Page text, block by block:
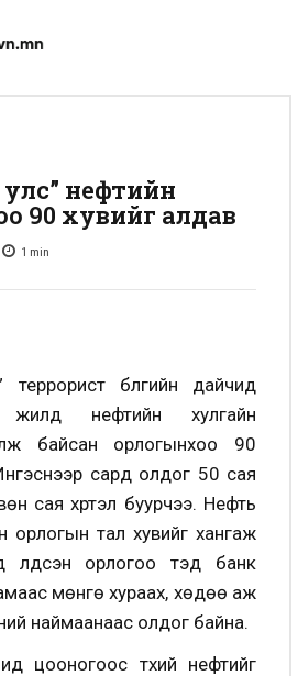
нефтийн
90 хувийг алдав
1 min
террорист бүлгийн дайчид
жилд нефтийн хулгайн
байсан орлогынхоо 90
сард олдог 50 сая
сая хүртэл буурчээ. Нефть
орлогын тал хувийг хангаж
үлдсэн орлогоо тэд банк
мөнгө хураах, хөдөө аж
наймаанаас олдог байна.
цооногоос түүхий нефтийг